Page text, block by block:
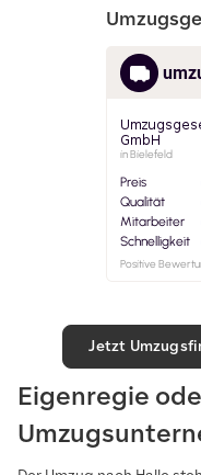
Jetzt
Eigenregie